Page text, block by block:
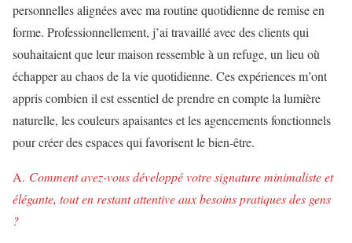
personnelles alignées avec ma routine quotidienne de remise en
forme. Professionnellement, j’ai travaillé avec des clients qui
souhaitaient que leur maison ressemble à un refuge, un lieu où
échapper au chaos de la vie quotidienne. Ces expériences m’ont
appris combien il est essentiel de prendre en compte la lumière
naturelle, les couleurs apaisantes et les agencements fonctionnels
pour créer des espaces qui favorisent le bien-être.
A. Comment avez-vous développé votre signature minimaliste et
élégante, tout en restant attentive aux besoins pratiques des gens
?